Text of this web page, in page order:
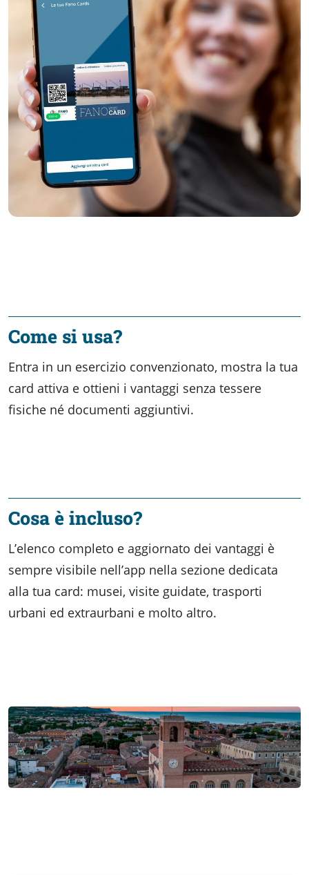
Come si usa?
Entra in un esercizio convenzionato, mostra la tua
card attiva e ottieni i vantaggi senza tessere
fisiche né documenti aggiuntivi.
Cosa è incluso?
L’elenco completo e aggiornato dei vantaggi è
sempre visibile nell’app nella sezione dedicata
alla tua card: musei, visite guidate, trasporti
urbani ed extraurbani e molto altro.